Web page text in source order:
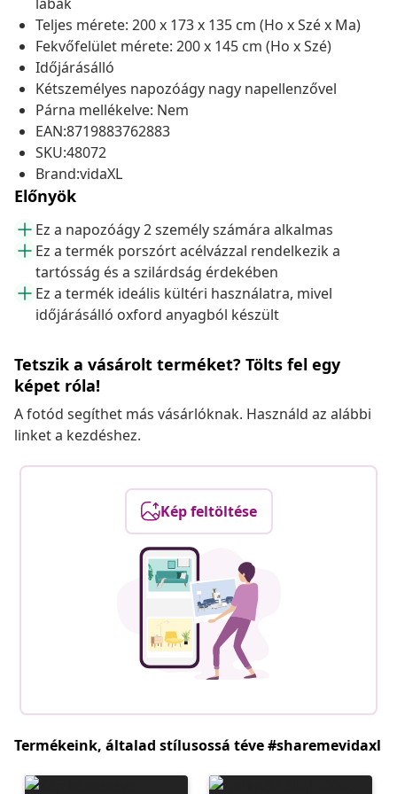
Teljes mérete: 200 x 173 x 135 cm (Ho x Szé x Ma)
Fekvőfelület mérete: 200 x 145 cm (Ho x Szé)
Időjárásálló
Kétszemélyes napozóágy nagy napellenzővel
Párna mellékelve: Nem
EAN:8719883762883
SKU:48072
Brand:vidaXL
Előnyök
Ez a napozóágy 2 személy számára alkalmas
Ez a termék porszórt acélvázzal rendelkezik a
tartósság és a szilárdság érdekében
Ez a termék ideális kültéri használatra, mivel
időjárásálló oxford anyagból készült
Tetszik a vásárolt terméket? Tölts fel egy
képet róla!
A fotód segíthet más vásárlóknak. Használd az alábbi
linket a kezdéshez.
Kép feltöltése
Termékeink, általad stílusossá téve #sharemevidaxl